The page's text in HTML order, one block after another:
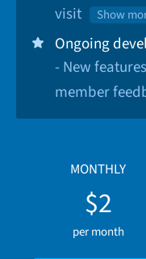
visit
Show
Ongoing
- New
member
MONTHLY
$2
per month